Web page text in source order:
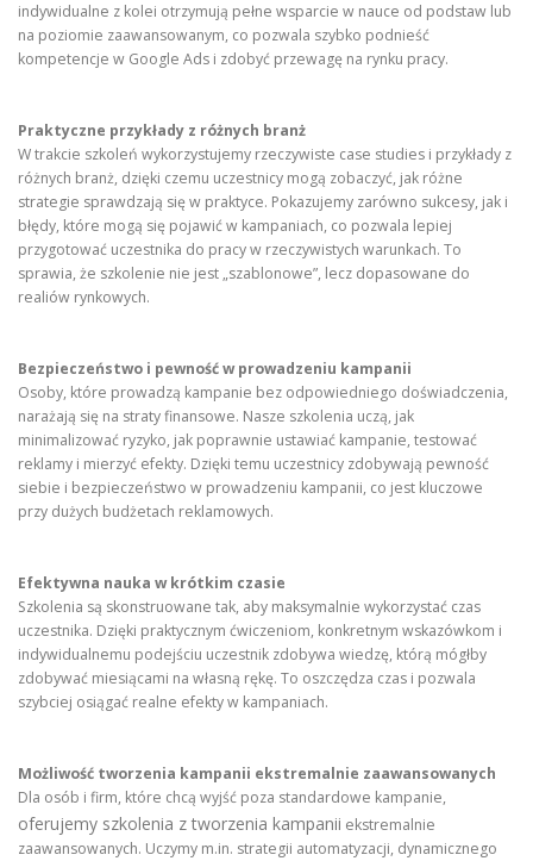
indywidualne z kolei otrzymują pełne wsparcie w nauce od podstaw lub
na poziomie zaawansowanym, co pozwala szybko podnieść
kompetencje w Google Ads i zdobyć przewagę na rynku pracy.
Praktyczne przykłady z różnych branż
W trakcie szkoleń wykorzystujemy rzeczywiste case studies i przykłady z
różnych branż, dzięki czemu uczestnicy mogą zobaczyć, jak różne
strategie sprawdzają się w praktyce. Pokazujemy zarówno sukcesy, jak i
błędy, które mogą się pojawić w kampaniach, co pozwala lepiej
przygotować uczestnika do pracy w rzeczywistych warunkach. To
sprawia, że szkolenie nie jest „szablonowe”, lecz dopasowane do
realiów rynkowych.
Bezpieczeństwo i pewność w prowadzeniu kampanii
Osoby, które prowadzą kampanie bez odpowiedniego doświadczenia,
narażają się na straty finansowe. Nasze szkolenia uczą, jak
minimalizować ryzyko, jak poprawnie ustawiać kampanie, testować
reklamy i mierzyć efekty. Dzięki temu uczestnicy zdobywają pewność
siebie i bezpieczeństwo w prowadzeniu kampanii, co jest kluczowe
przy dużych budżetach reklamowych.
Efektywna nauka w krótkim czasie
Szkolenia są skonstruowane tak, aby maksymalnie wykorzystać czas
uczestnika. Dzięki praktycznym ćwiczeniom, konkretnym wskazówkom i
indywidualnemu podejściu uczestnik zdobywa wiedzę, którą mógłby
zdobywać miesiącami na własną rękę. To oszczędza czas i pozwala
szybciej osiągać realne efekty w kampaniach.
Możliwość tworzenia kampanii ekstremalnie zaawansowanych
Dla osób i firm, które chcą wyjść poza standardowe kampanie,
oferujemy szkolenia z tworzenia kampanii ekstremalnie
zaawansowanych. Uczymy m.in. strategii automatyzacji, dynamicznego